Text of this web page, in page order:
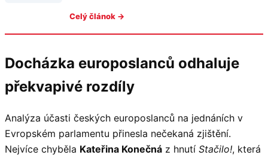
Celý článok →
Docházka europoslanců odhaluje
překvapivé rozdíly
Analýza účasti českých europoslanců na jednáních v
Evropském parlamentu přinesla nečekaná zjištění.
Nejvíce chyběla Kateřina Konečná z hnutí Stačilo!, která